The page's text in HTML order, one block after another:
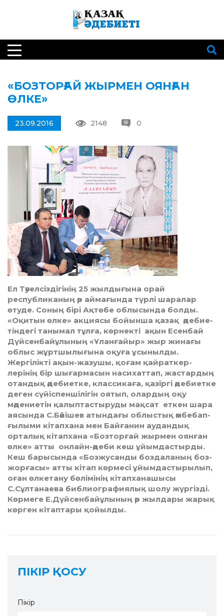
«БОЗТОРҒАЙ ЖЫРМЕН ОЯНҒАН
ӨЛКЕ»
23.09.2016 2148 0
Ел Тәуелсіздігінің 25 жылдығына орай
республиканың әр аймағында түрлі шаралар
өтуде. Соның бірі Ақтөбе облысында болды.
«Оқитын өлке» акциясы бойынша қазақ әдебие­
тіндегі танымал тұлға, көрнекті ақын Есенбай
Дүйсенбай­ұлының «Ұлан­ғайыр» жыр жинағы
облыс жұртшылығына оқуға ұсынылды.
Жергілікті ақын-жазушы, қоғам қайраткер­
лерінің бір шығармасын насихаттап, жастардың
отандық әдебиетке, классикаға, қазіргі әдебиетке
деген сүйіспеншілігін оятып, олар­­дың оқу
мәдениетін қалыптастыруды мақсат еткен шара
аясында С.Бәйішев атындағы облыстық әмбебап-
ғылыми кі­тапхана мен Байғанин аудандық
орталық кітапхана «Боз­торғай жырмен оянған
өлке» атты онлайн-әдеби кеш ұйым­дастырды.
Кеш барысында «Бозжусанды боздаланың боз­
жор­ғасы» атты кітап көрмесі ұйымдастырылып,
оған өлкетану бө­лі­мінің кітапханашысы
С.Сұлтанаева библио­графиялық шолу жүргізді.
Көрмеге Е.Дүйсенбайұлының әр жылдары жа­рық
көрген кітаптары қойылды.
ПІКІР ҚОСУ
Пікір